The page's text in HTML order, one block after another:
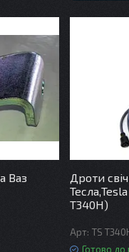
Ваз
Дроти
T340H)
TS
Готово до